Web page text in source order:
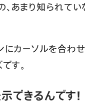
まり知られてい
ンにカーソルを合
す。
できるんです！